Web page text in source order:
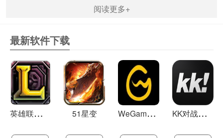
阅读更多+
最新软件下载
英
雄联盟LOL 13.21 51星变 W
eGame(腾讯游戏平台TGP) 5.10.19.1000 K
K对战平台 1.0.1